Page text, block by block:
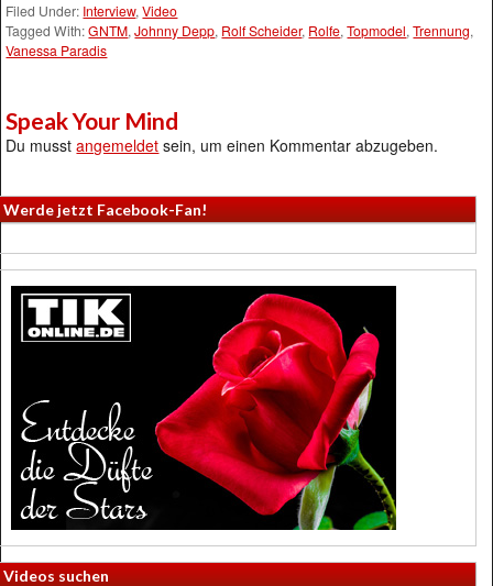
Filed Under: Interview,Video
Tagged With:GNTM,Johnny Depp, Rolf Scheider, Rolfe,Topmodel,Trennung,
Vanessa Paradis
Speak Your Mind
Du musstangemeldet sein, um einen Kommentar abzugeben.
Werde jetzt Facebook-Fan!
Videos suchen